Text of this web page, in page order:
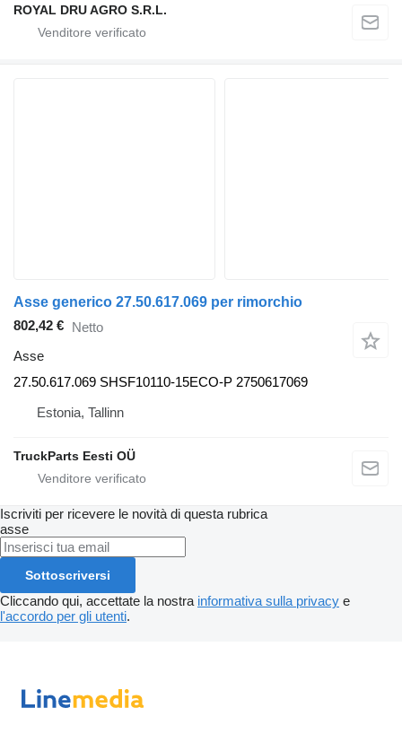
ROYAL DRU AGRO S.R.L.
Asse generico 27.50.617.069 per rimorchio
802,42 € Netto
Asse
27.50.617.069 SHSF10110-15ECO-P 2750617069
Estonia, Tallinn
TruckParts Eesti OÜ
Iscriviti per ricevere le novità di questa rubrica
asse
Sottoscriversi
Cliccando qui, accettate la nostra informativa sulla privacy e
l'accordo per gli utenti.